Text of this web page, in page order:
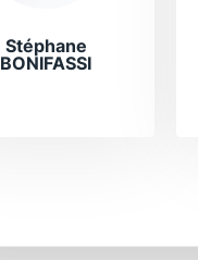
Stéphane
BONIFASSI